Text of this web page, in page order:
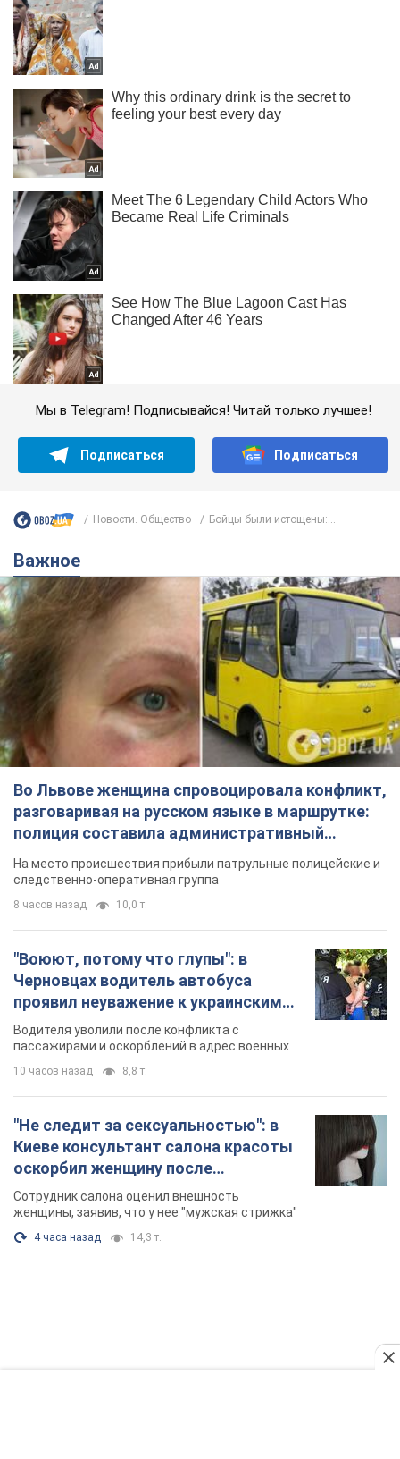
Мы в Telegram! Подписывайся! Читай только лучшее!
Подписаться Подписаться
Новости. Общество Бойцы были истощены:...
Важное
Во Львове женщина спровоцировала конфликт,
разговаривая на русском языке в маршрутке:
полиция составила административный
протокол. Видео
На место происшествия прибыли патрульные полицейские и
следственно-оперативная группа
8 часов назад 10,0 т.
"Воюют, потому что глупы": в
Черновцах водитель автобуса
проявил неуважение к украинским
военным и поплатился за это.
Видео
Водителя уволили после конфликта с
пассажирами и оскорблений в адрес военных
10 часов назад 8,8 т.
"Не следит за сексуальностью": в
Киеве консультант салона красоты
оскорбил женщину после
химиотерапии, разгорелся скандал.
Фото
Сотрудник салона оценил внешность
женщины, заявив, что у нее "мужская стрижка"
4 часа назад 14,3 т.